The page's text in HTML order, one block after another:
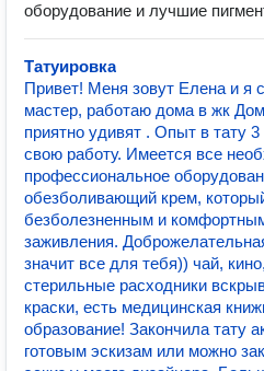
оборудование и лучшие
Татуировка
Привет! Меня зовут Елена и я
мастер, работаю дома в жк
приятно удивят . Опыт в тату
свою работу. Имеется все
профессиональное
обезболивающий крем,
безболезненным и
заживления.
значит все для тебя)) чай,
стерильные расходники
краски, есть медицинская
образование! Закончила тату
готовым эскизам или можно